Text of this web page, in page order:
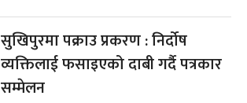
सुखिपुरमा पक्राउ प्रकरण : निर्दोष
व्यक्तिलाई फसाइएको दाबी गर्दै पत्रकार
सम्मेलन